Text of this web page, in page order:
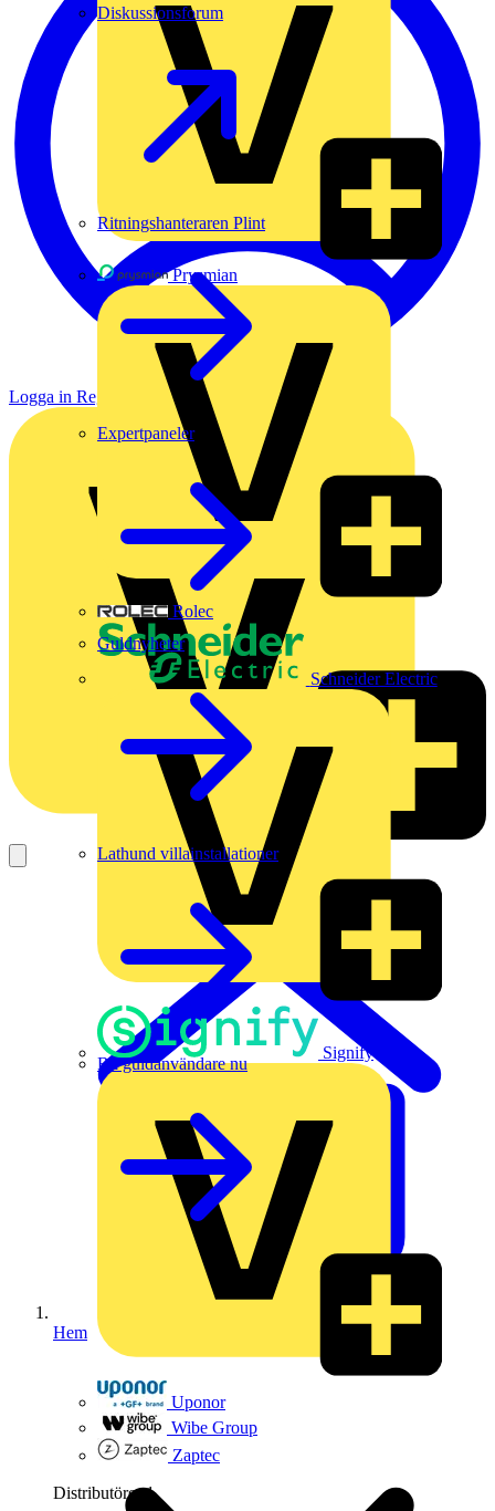
Prysmian
Rolec
Schneider Electric
Signify
Uponor
Wibe Group
Zaptec
Distributörer 1
Diskussionsforum
Ritningshanteraren Plint
Expertpaneler
Guldnyheter
Lathund villainstallationer
Bli guldanvändare nu
Logga in Registrera dig
Hem